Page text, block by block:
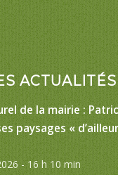
ACTUALITÉS
de la mairie :
paysages «
- 16 h 10 min